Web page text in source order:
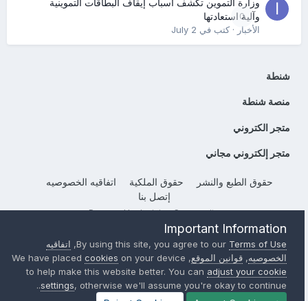
0
وزارة التموين تكشف أسباب إيقاف البطاقات التموينية
وآلية استعادتها
الأخبار· كتب في July 2
شنطة
منصة شنطة
متجر الكتروني
متجر إلكتروني مجاني
حقوق الطبع والنشر حقوق الملكية
اتفاقيه الخصوصيه
إتصل بنا
Powered by Invision Community
Important Information
By using this site, you agree to ourTerms of Use
, اتفاقيه
الخصوصيه, قوانين الموقع, We have placed
cookies on your device
to help make this website better. You canadjust your cookie
settings , otherwise we'll assume you're okay to continue..